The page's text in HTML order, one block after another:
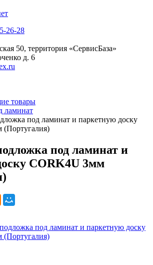
26-28
50, территория «СервисБаза»
д. 6
товары
ламинат
под ламинат и паркетную доску
под ламинат и
CORK4U 3мм